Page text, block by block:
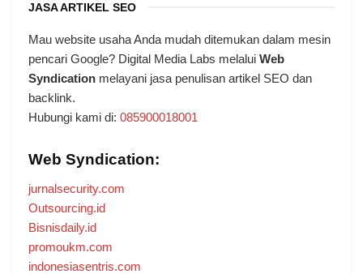
JASA ARTIKEL SEO
Mau website usaha Anda mudah ditemukan dalam mesin
pencari Google? Digital Media Labs melalui Web
Syndication melayani jasa penulisan artikel SEO dan
backlink.
Hubungi kami di: 085900018001
Web Syndication:
jurnalsecurity.com
Outsourcing.id
Bisnisdaily.id
promoukm.com
indonesiasentris.com